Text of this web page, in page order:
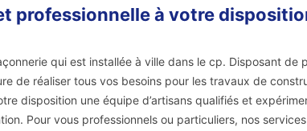
professionnelle à votre
qui est installée à ville dans le cp. Disposant de
de réaliser tous vos besoins pour les travaux de
disposition une équipe d’artisans qualifiés et
Pour vous professionnels ou particuliers, nos